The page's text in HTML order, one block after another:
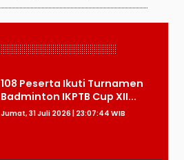
108 Peserta Ikuti Turnamen
Badminton IKPTB Cup XII...
Jumat, 31 Juli 2026 | 23:07:44 WIB